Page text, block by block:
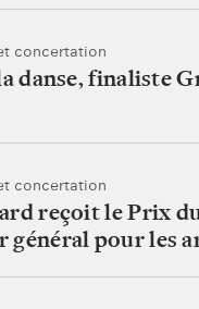
concertation
danse, finaliste
concertation
reçoit le Prix
général pour les